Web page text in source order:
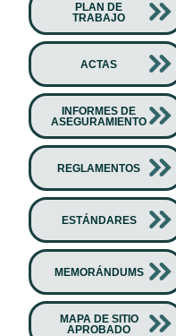
PLAN DE
TRABAJO
ACTAS
INFORMES DE
ASEGURAMIENTO
REGLAMENTOS
ESTÁNDARES
MEMORÁNDUMS
MAPA DE SITIO
APROBADO